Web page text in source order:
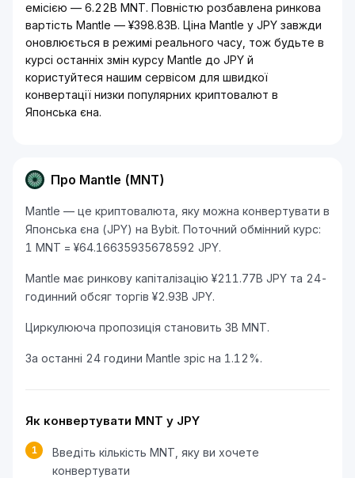
емісією — 6.22B MNT. Повністю розбавлена ринкова
вартість Mantle — ¥398.83B. Ціна Mantle у JPY завжди
оновлюється в режимі реального часу, тож будьте в
курсі останніх змін курсу Mantle до JPY й
користуйтеся нашим сервісом для швидкої
конвертації низки популярних криптовалют в
Японська єна.
Про Mantle (MNT)
Mantle — це криптовалюта, яку можна конвертувати в
Японська єна (JPY) на Bybit. Поточний обмінний курс:
1 MNT = ¥64.16635935678592 JPY.
Mantle має ринкову капіталізацію ¥211.77B JPY та 24-
годинний обсяг торгів ¥2.93B JPY.
Циркулююча пропозиція становить 3B MNT.
За останні 24 години Mantle зріс на 1.12%.
Як конвертувати MNT у JPY
1
Введіть кількість MNT, яку ви хочете
конвертувати